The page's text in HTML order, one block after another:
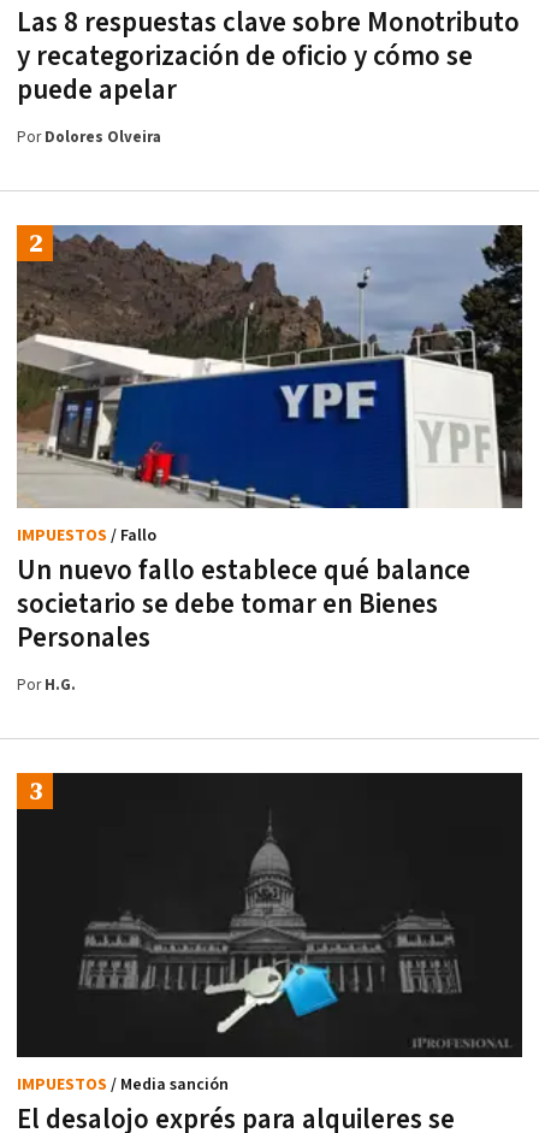
Las 8 respuestas clave sobre Monotributo
y recategorización de oficio y cómo se
puede apelar
PorDolores Olveira
Un nuevo fallo establece qué balance
societario se debe tomar en Bienes
Personales
IMPUESTOS / Fallo
PorH.G.
El desalojo exprés para alquileres se
IMPUESTOS / Media sanción